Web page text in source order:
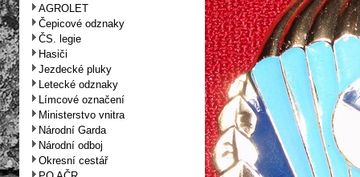
AGROLET
Čepicové odznaky
ČS. legie
Hasiči
Jezdecké pluky
Letecké odznaky
Límcové označení
Ministerstvo vnitra
Národní Garda
Národní odboj
Okresní cestář